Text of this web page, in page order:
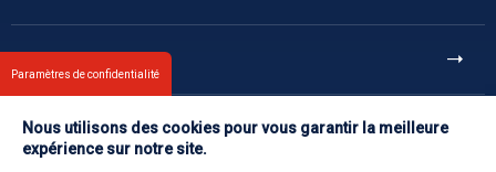
Contact
Paramètres de confidentialité
Nous utilisons des cookies pour vous garantir la meilleure
expérience sur notre site.